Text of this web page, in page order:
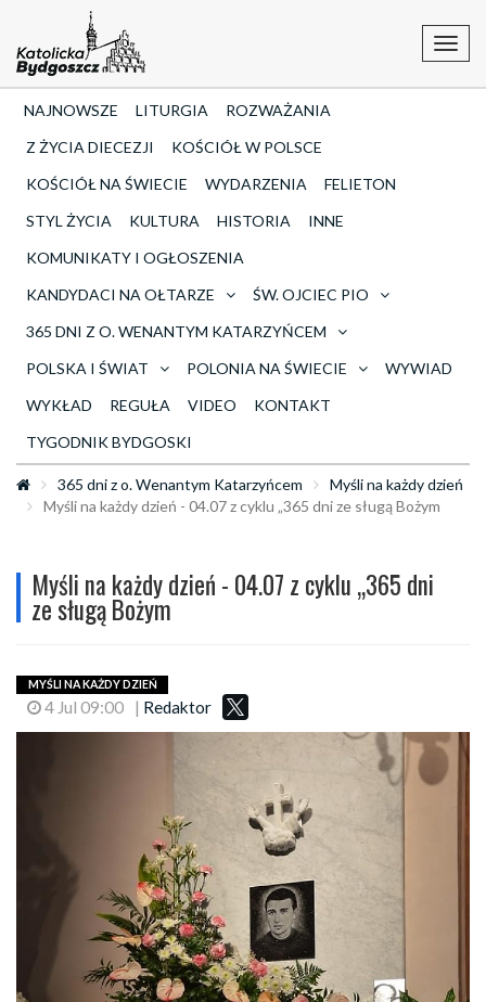
NAJNOWSZE LITURGIA
ROZWAŻANIA
Z ŻYCIA DIECEZJI
KOŚCIÓŁ W POLSCE
KOŚCIÓŁ NA ŚWIECIE
WYDARZENIA
FELIETON
STYL ŻYCIA
KULTURA HISTORIA
INNE
KOMUNIKATY I OGŁOSZENIA
KANDYDACI NA OŁTARZE
ŚW. OJCIEC PIO
365 DNI Z O. WENANTYM KATARZYŃCEM
POLSKA I ŚWIAT
POLONIA NA ŚWIECIE
WYWIAD
WYKŁAD
REGUŁA VIDEO
KONTAKT
TYGODNIK BYDGOSKI
365 dni z o. Wenantym Katarzyńcem
Myśli na każdy dzień
Myśli na każdy dzień - 04.07 z cyklu „365 dni ze sługą Bożym
Myśli na każdy dzień - 04.07 z cyklu „365 dni
ze sługą Bożym
MYŚLI NA KAŻDY DZIEŃ
4 Jul 09:00 | Redaktor